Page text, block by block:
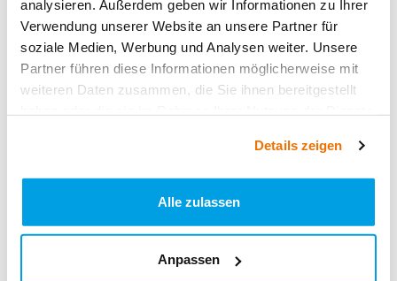
analysieren. Außerdem geben wir Informationen zu Ihrer
Verwendung unserer Website an unsere Partner für
soziale Medien, Werbung und Analysen weiter. Unsere
Partner führen diese Informationen möglicherweise mit
weiteren Daten zusammen, die Sie ihnen bereitgestellt
Details zeigen
Alle zulassen
Anpassen